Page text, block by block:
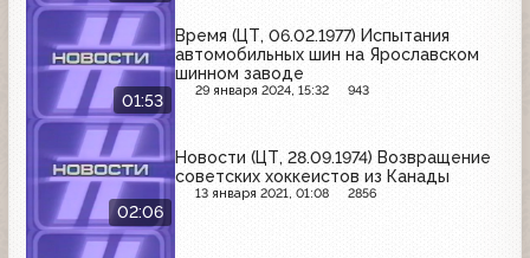
01:53
Время (ЦТ, 06.02.1977) Испытания
автомобильных шин на Ярославском
шинном заводе
29 января 2024, 15:32 943
02:06
Новости (ЦТ, 28.09.1974) Возвращение
советских хоккеистов из Канады
13 января 2021, 01:08 2856